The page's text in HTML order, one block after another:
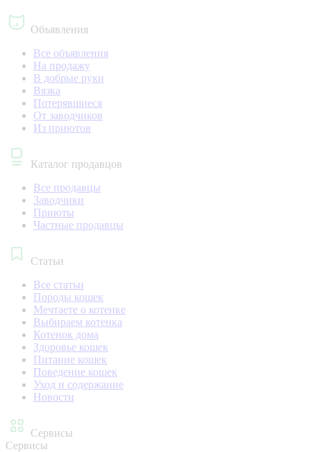
Объявления
Все объявления
На продажу
В добрые руки
Вязка
Потерявшиеся
От заводчиков
Из приютов
Каталог продавцов
Все продавцы
Заводчики
Приюты
Частные продавцы
Статьи
Все статьи
Породы кошек
Мечтаете о котенке
Выбираем котенка
Котенок дома
Здоровье кошек
Питание кошек
Поведение кошек
Уход и содержание
Новости
Сервисы
Сервисы